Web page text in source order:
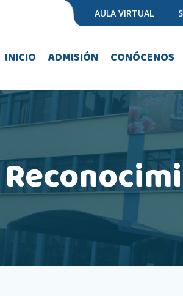
AULA VIRTUAL
INICIO ADMISIÓN CONÓCENOS